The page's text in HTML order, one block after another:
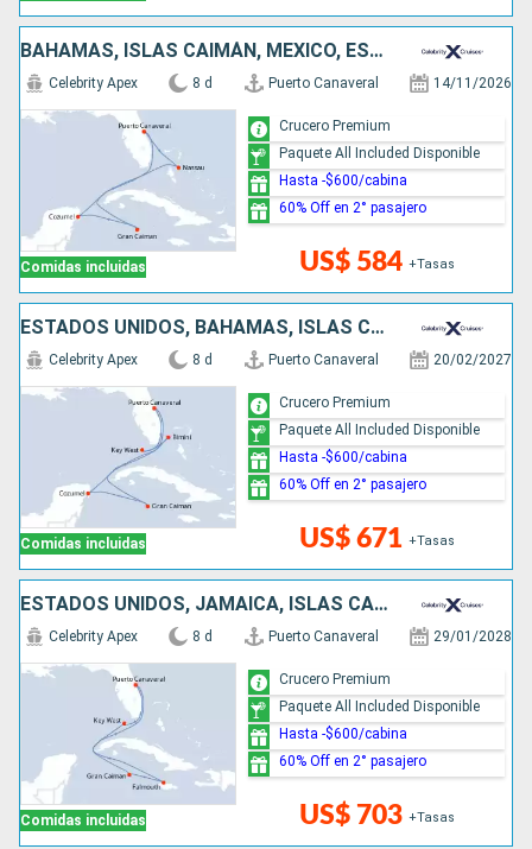
BAHAMAS, ISLAS CAIMÁN, MÉXICO, ESTADOS UNIDOS
Comidas incluidas
Celebrity Apex 8 d Puerto Canaveral 14/11/2026
US$ 584 +Tasas
Crucero Premium
Paquete All Included Disponible
Hasta -$600/cabina
60% Off en 2° pasajero
ESTADOS UNIDOS, BAHAMAS, ISLAS CAIMÁN, MÉXICO
Comidas incluidas
Celebrity Apex 8 d Puerto Canaveral 20/02/2027
US$ 671 +Tasas
Crucero Premium
Paquete All Included Disponible
Hasta -$600/cabina
60% Off en 2° pasajero
ESTADOS UNIDOS, JAMAICA, ISLAS CAIMÁN
Comidas incluidas
Celebrity Apex 8 d Puerto Canaveral 29/01/2028
US$ 703 +Tasas
Crucero Premium
Paquete All Included Disponible
Hasta -$600/cabina
60% Off en 2° pasajero